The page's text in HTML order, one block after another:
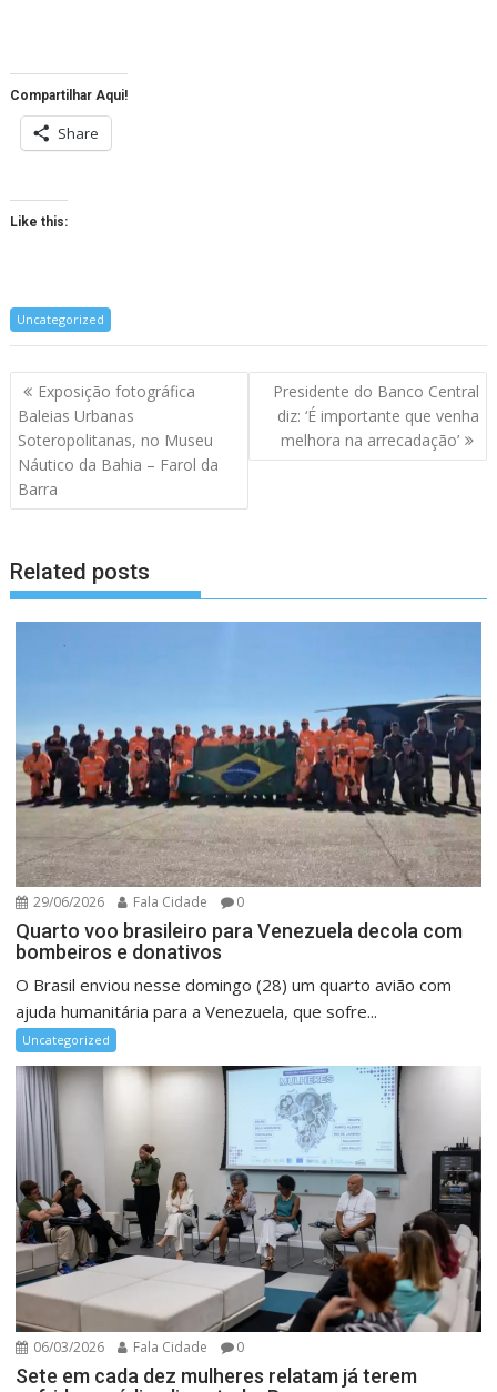
Compartilhar Aqui!
Share
Like this:
Uncategorized
Navegação
de
artigos
Exposição fotográfica
Baleias Urbanas
Soteropolitanas, no Museu
Náutico da Bahia – Farol da
Barra
Presidente do Banco Central
diz: ‘É importante que venha
melhora na arrecadação’
Related posts
29/06/2026 Fala Cidade 0
Quarto voo brasileiro para Venezuela decola com
bombeiros e donativos
O Brasil enviou nesse domingo (28) um quarto avião com
ajuda humanitária para a Venezuela, que sofre...
Uncategorized
06/03/2026 Fala Cidade 0
Sete em cada dez mulheres relatam já terem